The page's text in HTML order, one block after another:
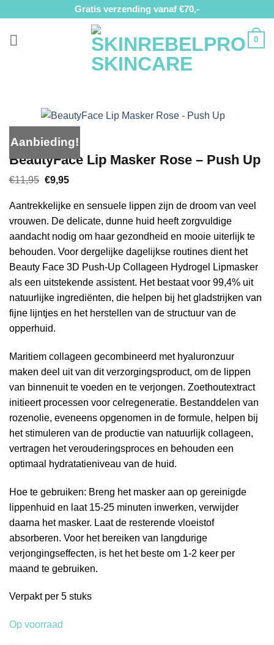
inhoud
Gratis verzending vanaf €70,-
0
Aanbieding!
BeautyFace Lip Masker Rose – Push Up
€11,95 Oorspronkelijke
€11,95.
€9,95Huidige
€9,95.
Aantrekkelijke en sensuele lippen zijn de droom van veel
vrouwen. De delicate, dunne huid heeft zorgvuldige
aandacht nodig om haar gezondheid en mooie uiterlijk te
behouden. Voor dergelijke dagelijkse routines dient het
Beauty Face 3D Push-Up Collageen Hydrogel Lipmasker
als een uitstekende assistent. Het bestaat voor 99,4% uit
natuurlijke ingrediënten, die helpen bij het gladstrijken van
fijne lijntjes en het herstellen van de structuur van de
opperhuid.
Maritiem collageen gecombineerd met hyaluronzuur
maken deel uit van dit verzorgingsproduct, om de lippen
van binnenuit te voeden en te verjongen. Zoethoutextract
initieert processen voor celregeneratie. Bestanddelen van
rozenolie, eveneens opgenomen in de formule, helpen bij
het stimuleren van de productie van natuurlijk collageen,
vertragen het verouderingsproces en behouden een
optimaal hydratatieniveau van de huid.
Hoe te gebruiken: Breng het masker aan op gereinigde
lippenhuid en laat 15-25 minuten inwerken, verwijder
daarna het masker. Laat de resterende vloeistof
absorberen. Voor het bereiken van langdurige
verjongingseffecten, is het het beste om 1-2 keer per
maand te gebruiken.
Verpakt per 5 stuks
Op voorraad